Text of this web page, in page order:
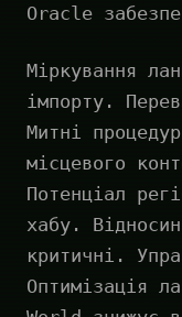
Oracle
Міркування
імпорту.
Митні
місцевого
Потенціал
хабу.
критичні.
Оптимізація